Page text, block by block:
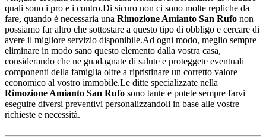
quali sono i pro e i contro.Di sicuro non ci sono molte repliche da
fare, quando è necessaria una Rimozione Amianto San Rufo non
possiamo far altro che sottostare a questo tipo di obbligo e cercare di
avere il migliore servizio disponibile.Ad ogni modo, meglio sempre
eliminare in modo sano questo elemento dalla vostra casa,
considerando che ne guadagnate di salute e proteggete eventuali
componenti della famiglia oltre a ripristinare un corretto valore
economico al vostro immobile.Le ditte specializzate nella
Rimozione Amianto San Rufo sono tante e potete sempre farvi
eseguire diversi preventivi personalizzandoli in base alle vostre
richieste e necessità.